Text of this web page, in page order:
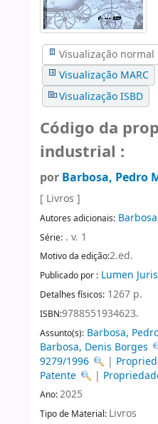
Visualização normal
Visualização MARC
Visualização ISBD
Código da
industrial :
por Barbosa, Pedro
[ Livros ]
Autores adicionais:
Série: . v. 1
Motivo da edição:2.ed.
Publicado por : Lumen
Detalhes físicos: 1267 p.
ISBN:9788551934623.
Assunto(s): Barbosa,
Barbosa, Denis Borges
9279/1996
|
Patente
|
Ano:2025
Tipo de Material: Livros